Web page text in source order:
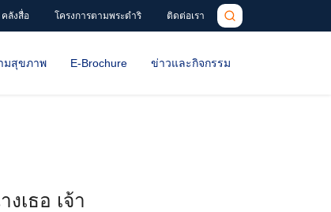
คลังสื่อ โครงการตามพระดำริ ติดต่อเรา
มสุขภาพ E-Brochure ข่าวและกิจกรรม
เธอ เจ้า